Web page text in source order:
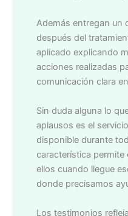
Además entregan un
después del
aplicado explicando
acciones realizadas
comunicación clara
Sin duda alguna lo
aplausos es el
disponible durante
característica
ellos cuando llegue
donde precisamos
Los testimonios